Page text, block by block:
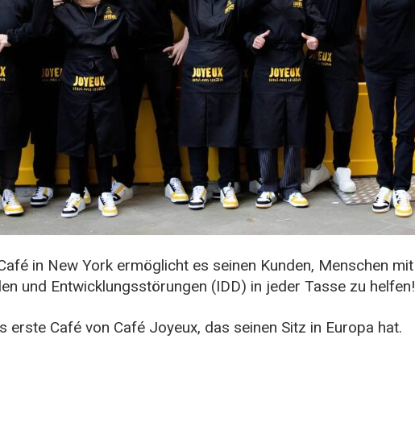
in New York ermöglicht es seinen Kunden, Menschen mit
und Entwicklungsstörungen (IDD) in jeder Tasse zu helfen!
erste Café von Café Joyeux, das seinen Sitz in Europa hat.